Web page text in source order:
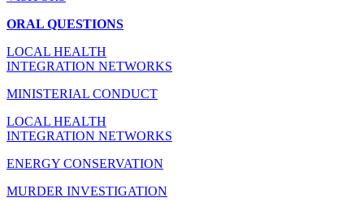
ORAL QUESTIONS
LOCAL HEALTH
INTEGRATION NETWORKS
MINISTERIAL CONDUCT
LOCAL HEALTH
INTEGRATION NETWORKS
ENERGY CONSERVATION
MURDER INVESTIGATION